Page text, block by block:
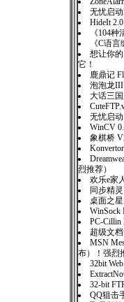
无忧启
HideIt 2.0
《104种
《C语
想让你
它！
鹿鼎记
泡泡龙
大话三
无忧启
WinCV
象棋桥
烈推荐）
欢乐e家
同步精
桌面之星
WinSock
PC-Cillin
超级文
MSN
布）！强烈
32bit
32-bit
QQ狙击